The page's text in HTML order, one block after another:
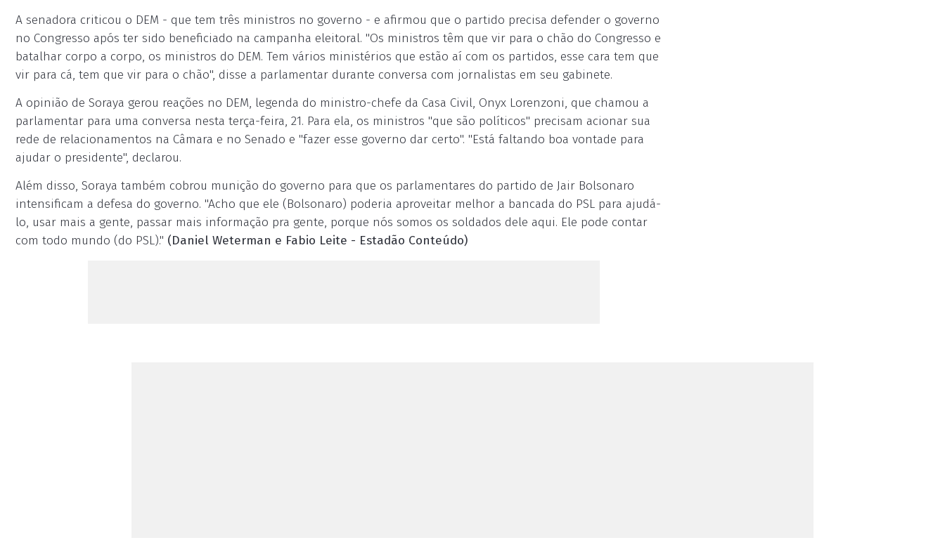
A senadora criticou o DEM - que tem três ministros no governo - e afirmou que o partido precisa defender o governo
no Congresso após ter sido beneficiado na campanha eleitoral. "Os ministros têm que vir para o chão do Congresso e
batalhar corpo a corpo, os ministros do DEM. Tem vários ministérios que estão aí com os partidos, esse cara tem que
vir para cá, tem que vir para o chão", disse a parlamentar durante conversa com jornalistas em seu gabinete.
A opinião de Soraya gerou reações no DEM, legenda do ministro-chefe da Casa Civil, Onyx Lorenzoni, que chamou a
parlamentar para uma conversa nesta terça-feira, 21. Para ela, os ministros "que são políticos" precisam acionar sua
rede de relacionamentos na Câmara e no Senado e "fazer esse governo dar certo". "Está faltando boa vontade para
ajudar o presidente", declarou.
Além disso, Soraya também cobrou munição do governo para que os parlamentares do partido de Jair Bolsonaro
intensificam a defesa do governo. "Acho que ele (Bolsonaro) poderia aproveitar melhor a bancada do PSL para ajudá-
lo, usar mais a gente, passar mais informação pra gente, porque nós somos os soldados dele aqui. Ele pode contar
com todo mundo (do PSL)." (Daniel Weterman e Fabio Leite - Estadão Conteúdo)